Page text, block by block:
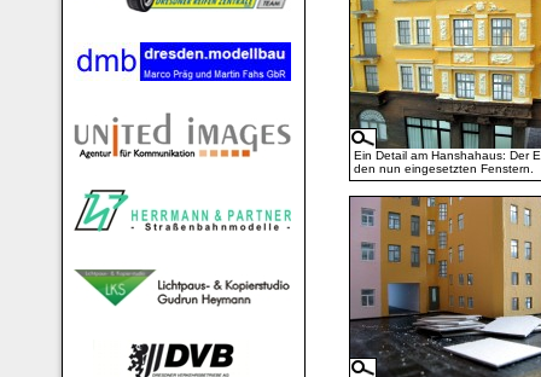
Ein Detail am Hanshahaus: Der
den nun eingesetzten Fenstern.